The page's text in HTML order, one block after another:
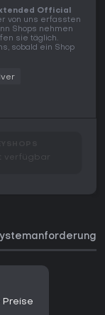
Official
von uns erfassten
Shops nehmen
sie täglich.
sobald ein Shop
verfügbar
Preise